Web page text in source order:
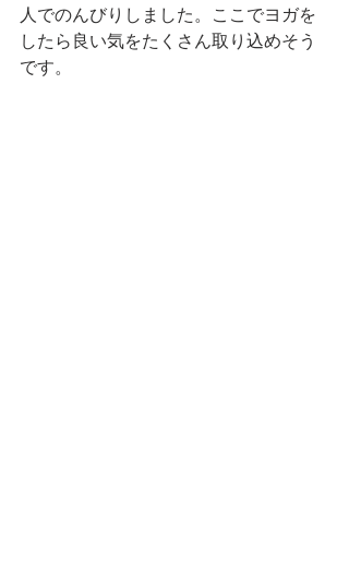
人でのんびりしました。ここでヨガを
したら良い気をたくさん取り込めそう
です。